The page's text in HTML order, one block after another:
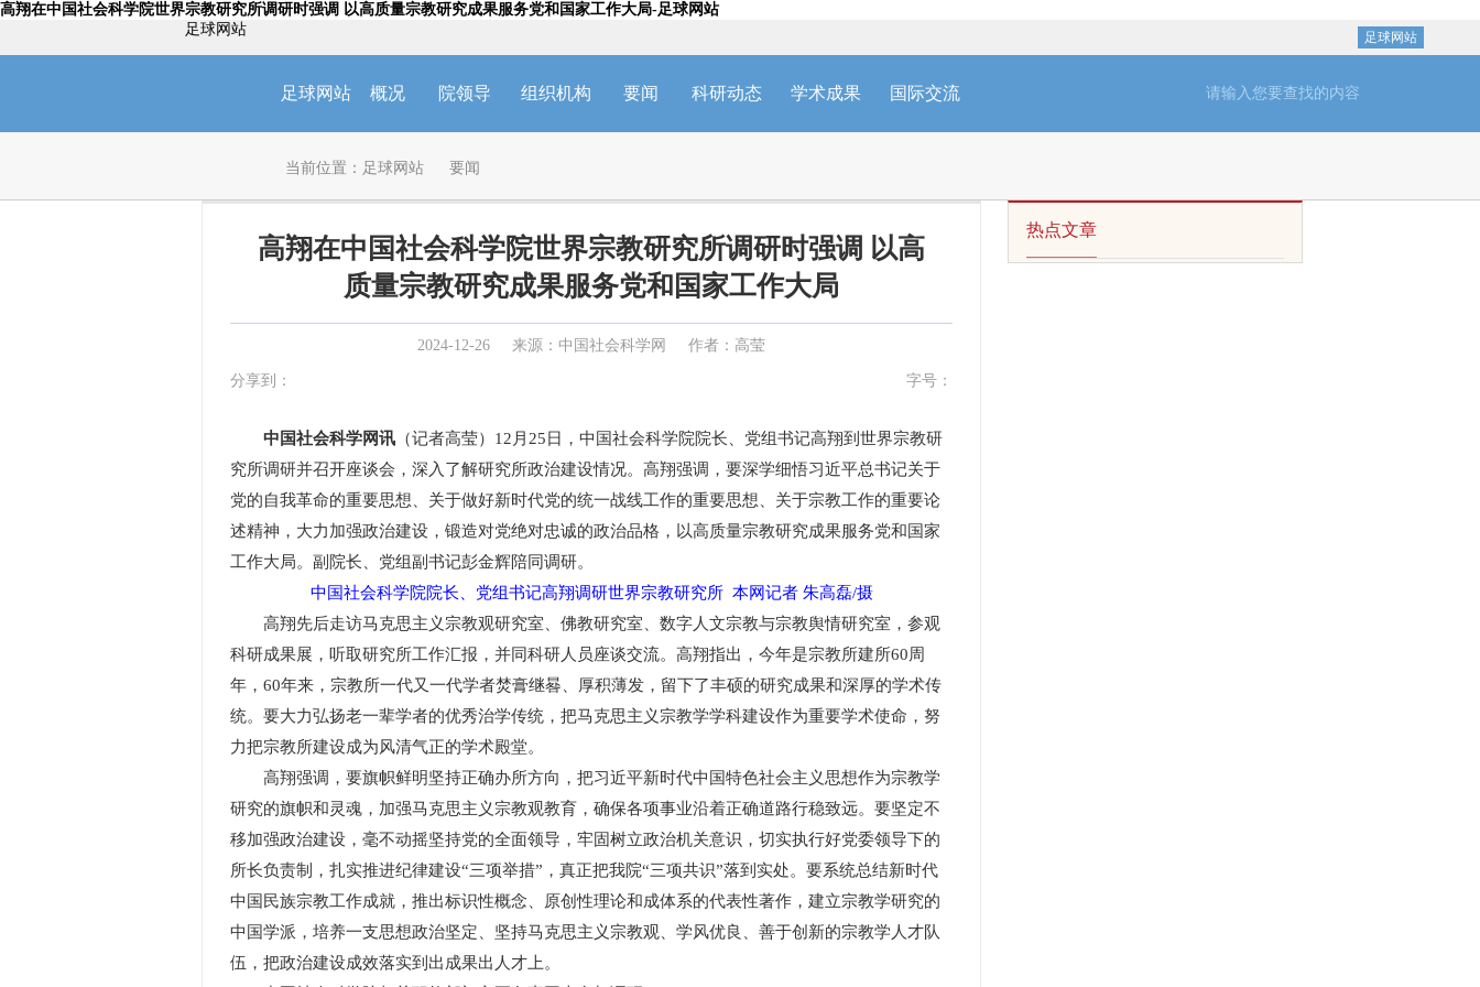
高翔在中国社会科学院世界宗教研究所调研时强调 以高质量宗教研究成果服务党和国家工作大局-足球网站
足球网站
足球网站
足球网站 概况 院领导 组织机构 要闻 科研动态 学术成果 国际交流
当前位置： 足球网站 要闻
高翔在中国社会科学院世界宗教研究所调研时强调 以高
质量宗教研究成果服务党和国家工作大局
2024-12-26 来源：中国社会科学网 作者：高莹
分享到： 字号：
中国社会科学网讯 （记者高莹）12月25日，中国社会科学院院长、党组书记高翔到世界宗教研
究所调研并召开座谈会，深入了解研究所政治建设情况。高翔强调，要深学细悟习近平总书记关于
党的自我革命的重要思想、关于做好新时代党的统一战线工作的重要思想、关于宗教工作的重要论
述精神，大力加强政治建设，锻造对党绝对忠诚的政治品格，以高质量宗教研究成果服务党和国家
工作大局。副院长、党组副书记彭金辉陪同调研。
中国社会科学院院长、党组书记高翔调研世界宗教研究所 本网记者 朱高磊/摄
高翔先后走访马克思主义宗教观研究室、佛教研究室、数字人文宗教与宗教舆情研究室，参观
科研成果展，听取研究所工作汇报，并同科研人员座谈交流。高翔指出，今年是宗教所建所60周
年，60年来，宗教所一代又一代学者焚膏继晷、厚积薄发，留下了丰硕的研究成果和深厚的学术传
统。要大力弘扬老一辈学者的优秀治学传统，把马克思主义宗教学学科建设作为重要学术使命，努
力把宗教所建设成为风清气正的学术殿堂。
高翔强调，要旗帜鲜明坚持正确办所方向，把习近平新时代中国特色社会主义思想作为宗教学
研究的旗帜和灵魂，加强马克思主义宗教观教育，确保各项事业沿着正确道路行稳致远。要坚定不
移加强政治建设，毫不动摇坚持党的全面领导，牢固树立政治机关意识，切实执行好党委领导下的
所长负责制，扎实推进纪律建设“三项举措”，真正把我院“三项共识”落到实处。要系统总结新时代
中国民族宗教工作成就，推出标识性概念、原创性理论和成体系的代表性著作，建立宗教学研究的
中国学派，培养一支思想政治坚定、坚持马克思主义宗教观、学风优良、善于创新的宗教学人才队
伍，把政治建设成效落实到出成果出人才上。
热点文章